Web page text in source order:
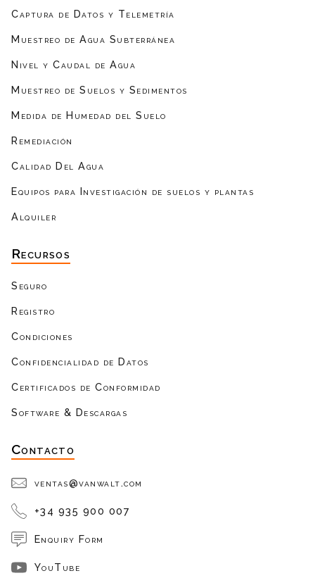
Captura de Datos y Telemetría
Muestreo de Agua Subterránea
Nivel y Caudal de Agua
Muestreo de Suelos y Sedimentos
Medida de Humedad del Suelo
Remediación
Calidad Del Agua
Equipos para Investigación de suelos y plantas
Alquiler
Recursos
Seguro
Registro
Condiciones
Confidencialidad de Datos
Certificados de Conformidad
Software & Descargas
Contacto
ventas@vanwalt.com
+34 935 900 007
Enquiry Form
YouTube